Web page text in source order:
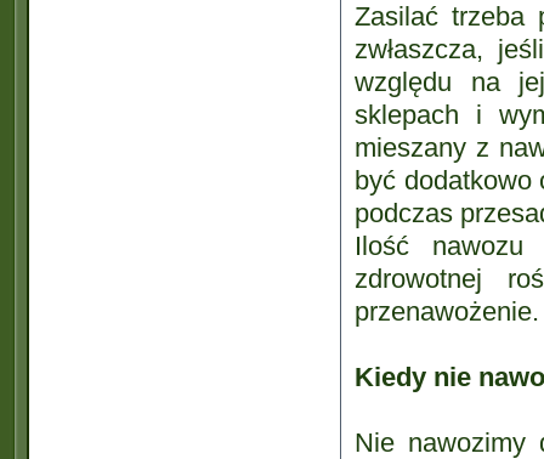
Zasilać trzeba
zwłaszcza,
względu na
sklepach i
mieszany z
być dodatkowo
podczas
Ilość nawozu
zdrowotnej
przenawożenie.
Kiedy nie
Nie nawozimy